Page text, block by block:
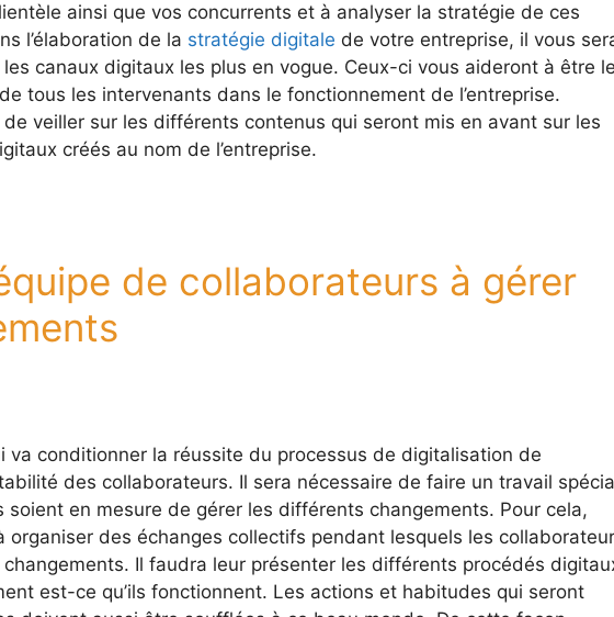
ainsi que vos concurrents et à analyser la stratégie de ces
l’élaboration de la stratégie digitale de votre entreprise, il vous
canaux digitaux les plus en vogue. Ceux-ci vous aideront à être le
tous les intervenants dans le fonctionnement de l’entreprise.
de veiller sur les différents contenus qui seront mis en avant sur les
créés au nom de l’entreprise.
de collaborateurs à gérer
va conditionner la réussite du processus de digitalisation de
des collaborateurs. Il sera nécessaire de faire un travail
soient en mesure de gérer les différents changements. Pour cela,
organiser des échanges collectifs pendant lesquels les
Il faudra leur présenter les différents procédés
est-ce qu’ils fonctionnent. Les actions et habitudes qui seront